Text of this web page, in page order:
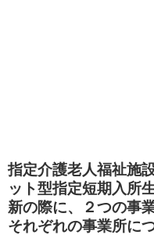
指定介護老人福祉施
ット型指定短期入所
新の際に、２つの事
それぞれの事業所に